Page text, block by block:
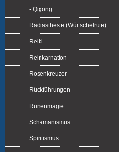
- Qigong
Radiästhesie (Wünschelrute)
Reiki
Reinkarnation
Rosenkreuzer
Rückführungen
Runenmagie
Schamanismus
Spiritismus